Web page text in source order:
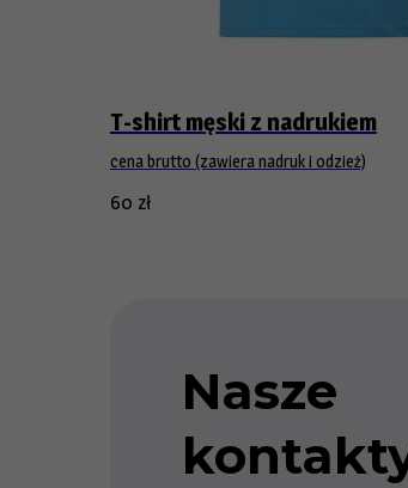
T-shirt męski z nadrukiem
cena brutto (zawiera nadruk i odzież)
60 zł
Nasze